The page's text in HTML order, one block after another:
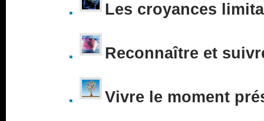
Les croyances
Reconnaître et
Vivre le moment